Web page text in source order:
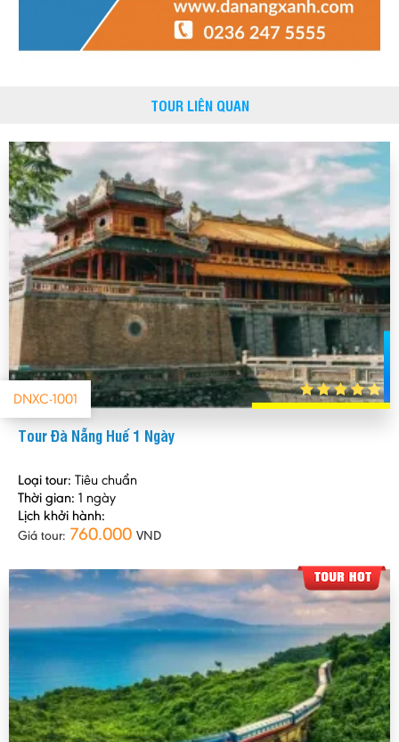
TOUR LIÊN QUAN
DNXC-1001
Tour Đà Nẵng Huế 1 Ngày
Loại tour: Tiêu chuẩn
Thời gian: 1 ngày
Lịch khởi hành:
Giá tour: 760.000 VND